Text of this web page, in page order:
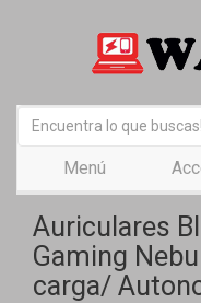
Menú
Auriculares
Gaming
carga/